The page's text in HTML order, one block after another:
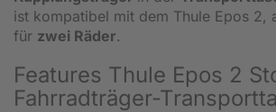
ist kompatibel mit dem Thule Epos 2,
für zwei Räder.
Features Thule Epos 2
Fahrradträger-